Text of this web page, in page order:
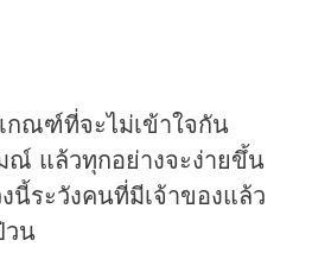
ณฑ์ที่จะไม่เข้าใจกัน
ณ์ แล้วทุกอย่างจะง่ายขึ้น
ระวังคนที่มีเจ้าของแล้ว
น